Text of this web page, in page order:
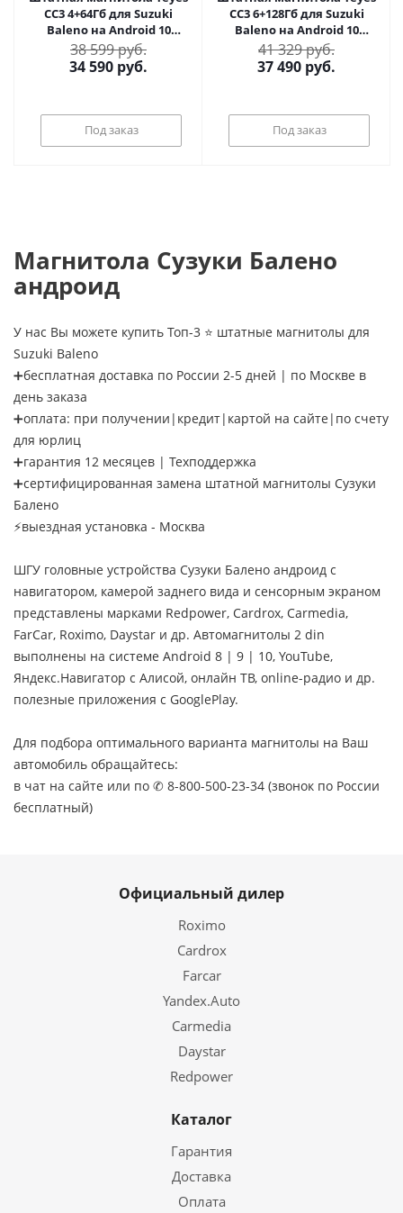
CC3 4+64Гб для Suzuki
Baleno на Android 10
(4/64Гб)
38 599 руб.
34 590 руб.
Под заказ
CC3 6+128Гб для Suzuki
Baleno на Android 10
(6/128Гб)
41 329 руб.
37 490 руб.
Под заказ
Магнитола Сузуки Балено
андроид
У нас Вы можете купить Топ-3 ⭐ штатные магнитолы для
Suzuki Baleno
➕бесплатная доставка по России 2-5 дней | по Москве в
день заказа
➕оплата: при получении|кредит|картой на сайте|по счету
для юрлиц
➕гарантия 12 месяцев | Техподдержка
➕сертифицированная замена штатной магнитолы Сузуки
Балено
⚡выездная установка - Москва
ШГУ головные устройства Сузуки Балено андроид с
навигатором, камерой заднего вида и сенсорным экраном
представлены марками Redpower, Cardrox, Carmedia,
FarCar, Roximo, Daystar и др. Автомагнитолы 2 din
выполнены на системе Android 8 | 9 | 10, YouTube,
Яндекс.Навигатор с Алисой, онлайн ТВ, online-радио и др.
полезные приложения с GooglePlay.
Для подбора оптимального варианта магнитолы на Ваш
автомобиль обращайтесь:
в чат на сайте или по ✆ 8-800-500-23-34 (звонок по России
бесплатный)
Официальный дилер
Roximo
Cardrox
Farcar
Yandex.Auto
Carmedia
Daystar
Redpower
Каталог
Гарантия
Доставка
Оплата